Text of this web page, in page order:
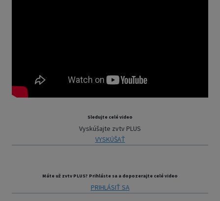
Sledujte celé video
Vyskúšajte zvtv PLUS
VYSKÚŠAŤ
Máte už zvtv PLUS? Prihláste sa a dopozerajte celé video
PRIHLÁSIŤ SA